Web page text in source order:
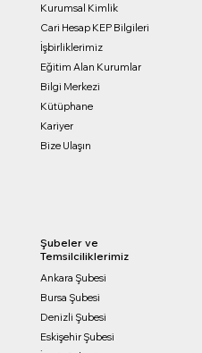
Kurumsal Kimlik
Cari Hesap KEP Bilgileri
İşbirliklerimiz
Eğitim Alan Kurumlar
Bilgi Merkezi
Kütüphane
Kariyer
Bize Ulaşın
Şubeler ve
Temsilciliklerimiz
Ankara Şubesi
Bursa Şubesi
Denizli Şubesi
Eskişehir Şubesi